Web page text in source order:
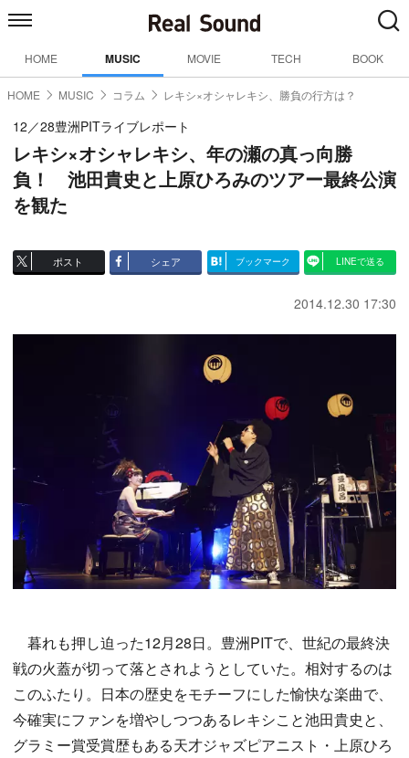
HOME MUSIC MOVIE TECH BOOK
HOME MUSIC コラム レキシ×オシャレキシ、勝負の行方は？
12／28豊洲PITライブレポート
レキシ×オシャレキシ、年の瀬の真っ向勝
負！ 池田貴史と上原ひろみのツアー最終公演
を観た
ポスト シェア ブックマーク LINEで送る
2014.12.30 17:30
暮れも押し迫った12月28日。豊洲PITで、世紀の最終決
戦の火蓋が切って落とされようとしていた。相対するのは
このふたり。日本の歴史をモチーフにした愉快な楽曲で、
今確実にファンを増やしつつあるレキシこと池田貴史と、
グラミー賞受賞歴もある天才ジャズピアニスト・上原ひろ